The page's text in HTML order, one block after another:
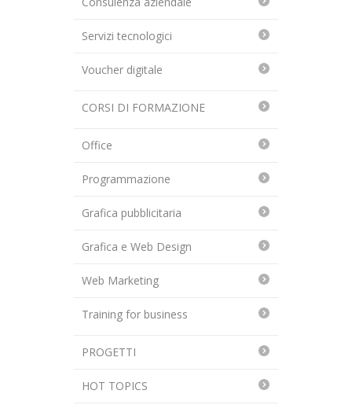
Servizi tecnologici
Voucher digitale
CORSI DI FORMAZIONE
Office
Programmazione
Grafica pubblicitaria
Grafica e Web Design
Web Marketing
Training for business
PROGETTI
HOT TOPICS